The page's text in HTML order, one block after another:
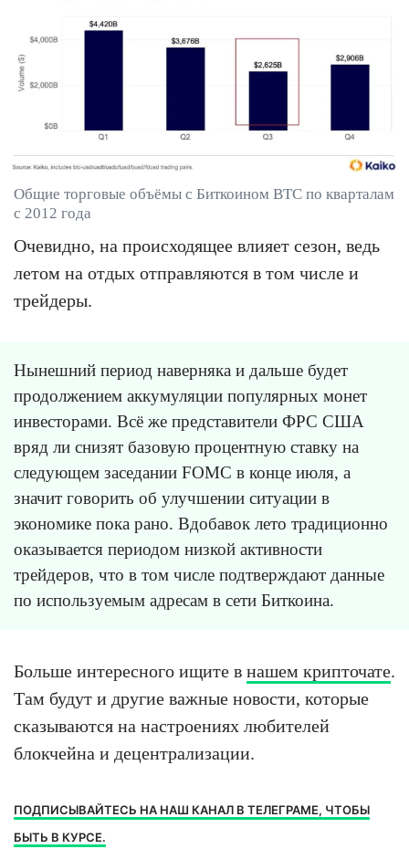
Общие торговые объёмы с Биткоином BTC по кварталам
с 2012 года
Очевидно, на происходящее влияет сезон, ведь
летом на отдых отправляются в том числе и
трейдеры.
Нынешний период наверняка и дальше будет
продолжением аккумуляции популярных монет
инвесторами. Всё же представители ФРС США
вряд ли снизят базовую процентную ставку на
следующем заседании FOMC в конце июля, а
значит говорить об улучшении ситуации в
экономике пока рано. Вдобавок лето традиционно
оказывается периодом низкой активности
трейдеров, что в том числе подтверждают данные
по используемым адресам в сети Биткоина.
Больше интересного ищите в нашем крипточате.
Там будут и другие важные новости, которые
сказываются на настроениях любителей
блокчейна и децентрализации.
ПОДПИСЫВАЙТЕСЬ НА НАШ КАНАЛ В ТЕЛЕГРАМЕ, ЧТОБЫ
БЫТЬ В КУРСЕ.